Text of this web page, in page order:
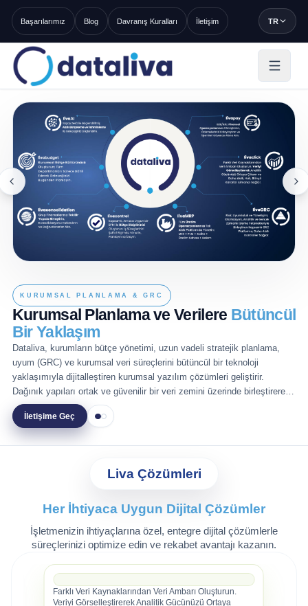
Başarılarımız Blog Davranış Kuralları İletişim TR
KURUMSAL PLANLAMA & GRC
Kurumsal Planlama ve Verilere Bütüncül
Bir Yaklaşım
Dataliva, kurumların bütçe yönetimi, uzun vadeli stratejik planlama,
uyum (GRC) ve kurumsal veri süreçlerini bütüncül bir teknoloji
yaklaşımıyla dijitalleştiren kurumsal yazılım çözümleri geliştirir.
Dağınık yapıları ortak ve güvenilir bir veri zemini üzerinde birleştirerek,
sürdürülebilir raporlama ve kontrollü karar alma altyapısı oluşturur.
İletişime Geç
Liva Çözümleri
Her İhtiyaca Uygun Dijital Çözümler
İşletmenizin ihtiyaçlarına özel, entegre dijital çözümlerle
süreçlerinizi optimize edin ve rekabet avantajı kazanın.
LivaClick
Farklı Veri Kaynaklarından Veri Ambarı Oluşturun.
Veriyi Görselleştirerek Analitik Gücünüzü Ortaya